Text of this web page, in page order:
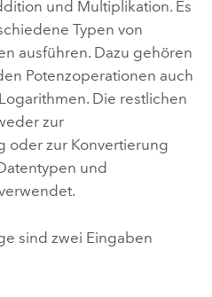
und Multiplikation. Es
Typen von
ausführen. Dazu gehören
Potenzoperationen auch
Die restlichen
zur
oder zur Konvertierung
und
sind zwei Eingaben